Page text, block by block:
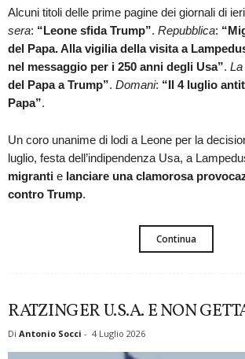
Alcuni titoli delle prime pagine dei giornali di
sera: “Leone sfida Trump”. Repubblica:
del Papa. Alla vigilia della visita a
nel messaggio per i 250 anni degli Usa”.
del Papa a Trump”. Domani: “Il 4 luglio
Papa”.
Un coro unanime di lodi a Leone per la
luglio, festa dell’indipendenza Usa, a
migranti e lanciare una clamorosa
contro Trump.
Continua
RATZINGER U.S.A. E NON
Di Antonio Socci - 4 Luglio 2026